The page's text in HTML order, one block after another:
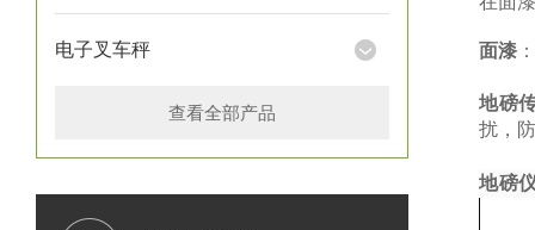
电子叉车秤
查看全部产品
面漆 ：
地磅
扰，
地磅